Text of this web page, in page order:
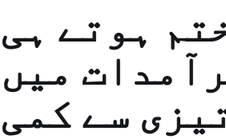
ہوتے ہی
میں
سے کمی